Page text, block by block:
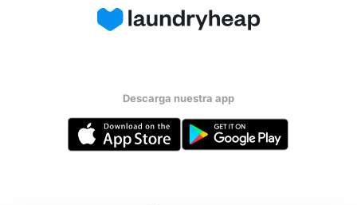
Descarga nuestra app